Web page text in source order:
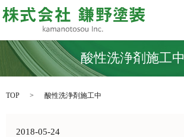
酸性洗浄剤施工中
TOP 酸性洗浄剤施工中
2018-05-24